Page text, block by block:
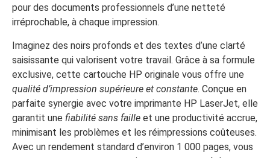
pour des documents professionnels d’une netteté
irréprochable, à chaque impression.
Imaginez des noirs profonds et des textes d’une clarté
saisissante qui valorisent votre travail. Grâce à sa formule
exclusive, cette cartouche HP originale vous offre une
qualité d’impression supérieure et constante. Conçue en
parfaite synergie avec votre imprimante HP LaserJet, elle
garantit une fiabilité sans faille et une productivité accrue,
minimisant les problèmes et les réimpressions coûteuses.
Avec un rendement standard d’environ 1 000 pages, vous